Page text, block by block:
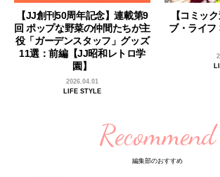
【JJ創刊50周年記念】連載第9
回 ポップな野菜の仲間たちが主
役「ガーデンスタッフ」グッズ
11選：前編【JJ昭和レトロ学
園】
2026.04.01
LIFE STYLE
【コミッ
ブ・ライフ
Recommend
編集部のおすすめ